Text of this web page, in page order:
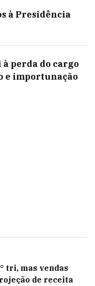
à Presidência
à perda do cargo
e importunação
tri, mas vendas
de receita